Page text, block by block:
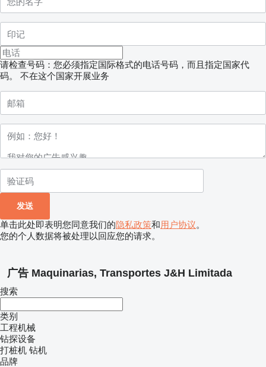
请检查号码：您必须指定国际格式的电话号码，而且指定国家代
码。
不在这个国家开展业务
单击此处即表明您同意我们的隐私政策和用户协议。
您的个人数据将被处理以回应您的请求。
广告 Maquinarias, Transportes J&H Limitada
搜索
类别
工程机械
钻探设备
打桩机 钻机
品牌